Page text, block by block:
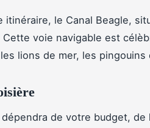
le Canal Beagle,
voie navigable est
lions de mer, les pingouins
dépendra de votre budget, de